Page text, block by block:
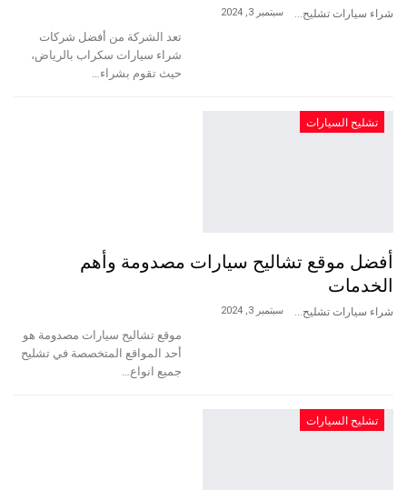
شراء سيارات تشليح سبتمبر 3, 2024
تعد الشركة من أفضل شركات
شراء سيارات سكراب بالرياض،
حيث تقوم بشراء…
تشليح السيارات
أفضل موقع تشاليح سيارات مصدومة وأهم
الخدمات
شراء سيارات تشليح سبتمبر 3, 2024
موقع تشاليح سيارات مصدومة هو
أحد المواقع المتخصصة في تشليح
جميع انواع…
تشليح السيارات